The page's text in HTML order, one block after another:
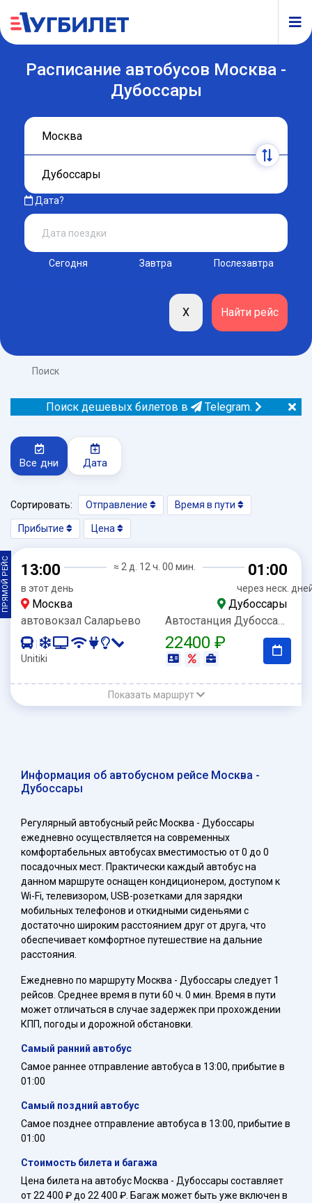
Расписание автобусов Москва -
Дубоссары
Дата?
Сегодня Завтра Послезавтра
Поиск
Поиск дешевых билетов в Telegram.
Все дни Дата
Сортировать: Отправление Время в пути
Прибытие Цена
ПРЯМОЙ РЕЙС 13:00
в этот день
≈ 2 д. 12 ч. 00 мин. 01:00
через неск.
Москва
Дубоссары
автовокзал Саларьево
Автостанция Дубоссары
Unitiki
22400 ₽
Показать маршрут
Информация об автобусном рейсе Москва -
Дубоссары
Регулярный автобусный рейс Москва - Дубоссары
ежедневно осуществляется на современных
комфортабельных автобусах вместимостью от 0 до 0
посадочных мест. Практически каждый автобус на
данном маршруте оснащен кондиционером, доступом к
Wi-Fi, телевизором, USB-розетками для зарядки
мобильных телефонов и откидными сиденьями с
достаточно широким расстоянием друг от друга, что
обеспечивает комфортное путешествие на дальние
расстояния.
Ежедневно по маршруту Москва - Дубоссары следует 1
рейсов. Среднее время в пути 60 ч. 0 мин. Время в пути
может отличаться в случае задержек при прохождении
КПП, погоды и дорожной обстановки.
Самый ранний автобус
Самое раннее отправление автобуса в 13:00, прибытие в
01:00
Самый поздний автобус
Самое позднее отправление автобуса в 13:00, прибытие в
01:00
Стоимость билета и багажа
Цена билета на автобус Москва - Дубоссары составляет
от 22 400 ₽ до 22 400 ₽. Багаж может быть уже включен в